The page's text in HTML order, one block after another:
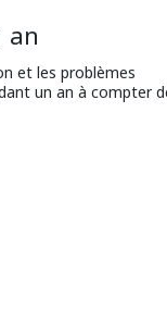
an
et les problèmes
un an à compter